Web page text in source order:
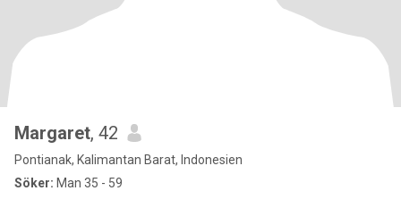
Margaret, 42
Pontianak, Kalimantan Barat, Indonesien
Söker: Man 35 - 59